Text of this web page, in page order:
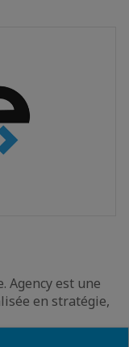
Agency est une
en stratégie,